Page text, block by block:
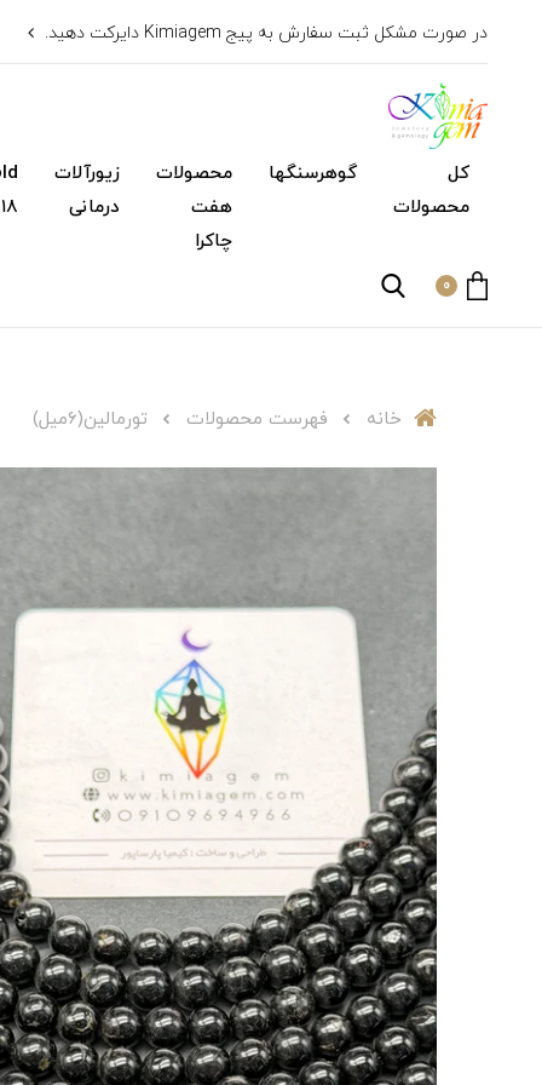
در صورت مشکل ثبت سفارش به پیج Kimiagem دایرکت دهید.
کل
محصولات
گوهرسنگها
محصولات
هفت
چاکرا
زیورآلات
درمانی
۱۸ عیار)
0
خانه فهرست محصولات تورمالین(۶میل)